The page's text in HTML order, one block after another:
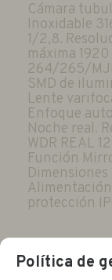
Cámara
Inoxidable
1/2,8.
máxima
264/265/
SMD de
Lente
Enfoque
Noche real.
WDR REAL
Función
Dimensiones
Alimentación
protección
Política de